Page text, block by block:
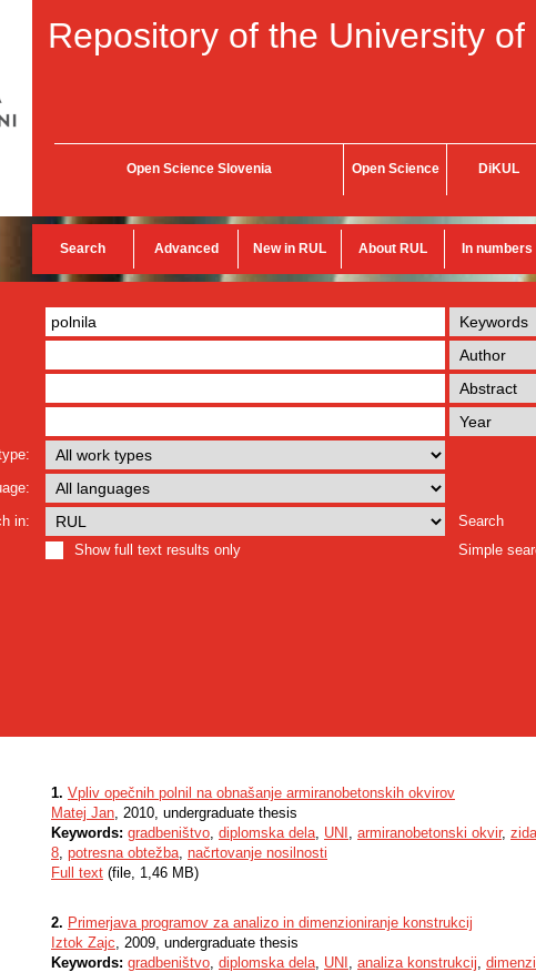
Repository of the University
Open Science Slovenia Open Science DiKUL
Search Advanced New in RUL About RUL In numbers
in:
Search
Show full text results only
Simple
1. Vpliv opečnih polnil na obnašanje armiranobetonskih okvirov
Matej Jan, 2010, undergraduate thesis
Keywords: gradbeništvo, diplomska dela, UNI , armiranobetonski okvir,
8, potresna obtežba, načrtovanje nosilnosti
Full text (file, 1,46 MB)
2. Primerjava programov za analizo in dimenzioniranje konstrukcij
Iztok Zajc, 2009, undergraduate thesis
Keywords: gradbeništvo, diplomska dela, UNI , analiza konstrukcij,